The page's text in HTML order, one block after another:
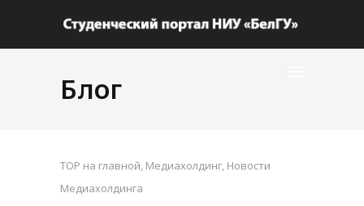
Блог
TOP на главной, Медиахолдинг, Новости
Медиахолдинга